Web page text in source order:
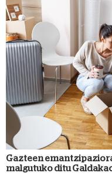
Gazteen
malgutuko ditu